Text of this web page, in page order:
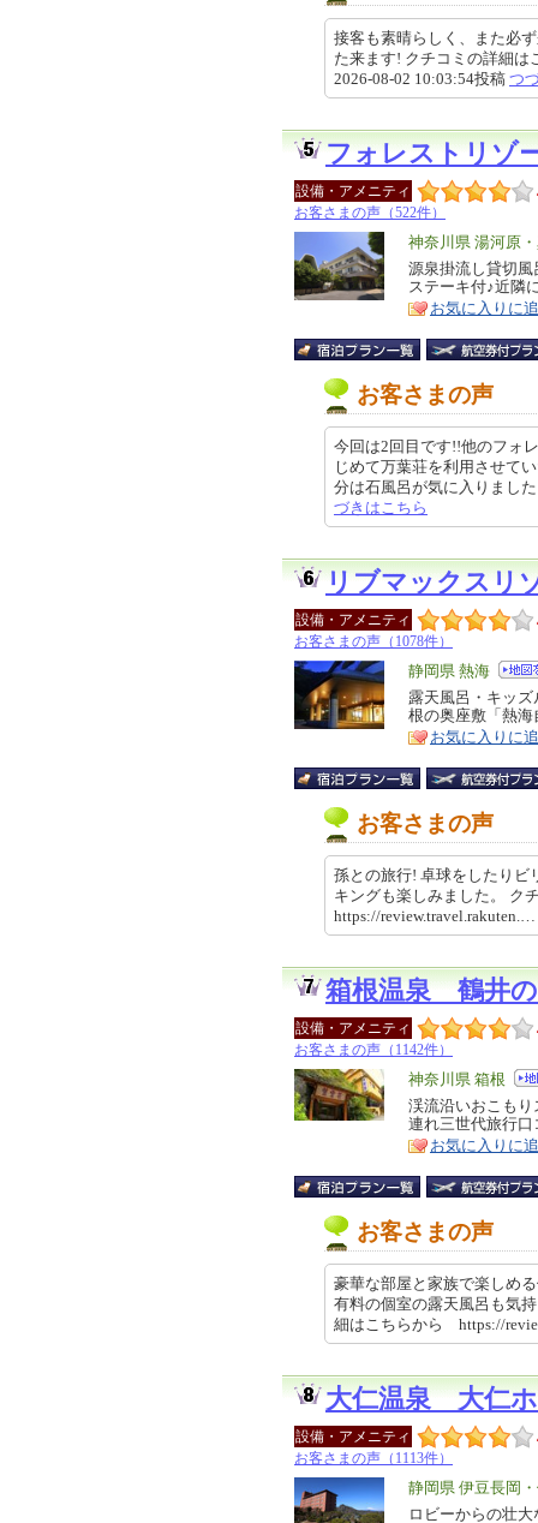
接客も素晴らしく、また必
た来ます! クチコミの詳細
2026-08-02 10:03:54投稿 つ
フォレストリゾ
設備・アメニティ
お客さまの声（522件）
エ
リ
ア
神奈川県 湯河原
特
徴
源泉掛流し貸切
ステーキ付♪近隣
お気に入りに
お客さまの声
今回は2回目です!!他のフォ
じめて万葉荘を利用させて
分は石風呂が気に入りまし
づきはこちら
リブマックスリ
設備・アメニティ
お客さまの声（1078件）
エ
リ
ア
静岡県 熱海
特
徴
露天風呂・キッ
根の奥座敷「熱
お気に入りに
お客さまの声
孫との旅行! 卓球をしたりビ
キングも楽しみました。
https://
箱根温泉 鶴井
設備・アメニティ
お客さまの声（1142件）
エ
リ
ア
神奈川県 箱根
特
徴
渓流沿いおこも
連れ三世代旅行口
お気に入りに
お客さまの声
豪華な部屋と家族で楽しめ
有料の個室の露天風呂も気
細はこちらから https://
大仁温泉 大仁
設備・アメニティ
お客さまの声（1113件）
エ
リ
静岡県 伊豆長岡
特
ロビーからの壮